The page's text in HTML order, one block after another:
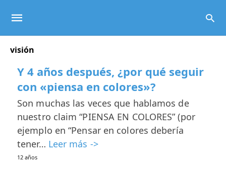
visión
Y 4 años después, ¿por qué seguir
con «piensa en colores»?
Son muchas las veces que hablamos de
nuestro claim “PIENSA EN COLORES” (por
ejemplo en “Pensar en colores debería
tener… Leer más ->
12 años